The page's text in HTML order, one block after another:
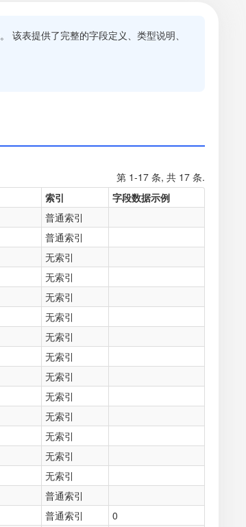
。 该表提供了完整的字段定义、类型说明、
第 1-17 条, 共 17 条.
索引
字段数据示例
普通索引
普通索引
无索引
无索引
无索引
无索引
无索引
无索引
无索引
无索引
无索引
无索引
无索引
无索引
普通索引
普通索引
0